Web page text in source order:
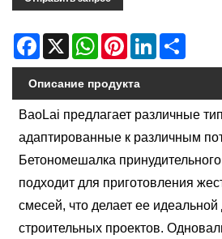
Facebook
X WhatsAppPinterestLinkedIn
Описание продукта
BaoLai предлагает различные
адаптированные к различным
Бетономешалка
подходит для приготовления
смесей, что делает ее
строительных проектов.